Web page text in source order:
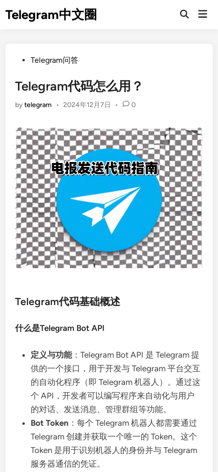
Telegram中文圈
Open
PostedTelegram问答
Telegram代码怎么用？
bytelegram • 2024年12月7日 • 0
Telegram代码基础概述
什么是Telegram Bot API
定义与功能：Telegram Bot API 是 Telegram 提
供的一个接口，用于开发与 Telegram 平台交互
的自动化程序（即 Telegram 机器人）。通过这
个 API，开发者可以编写程序来自动化与用户
的对话、发送消息、管理群组等功能。
Bot Token ：每个 Telegram 机器人都需要通过
Telegram 创建并获取一个唯一的 Token。这个
Token 是用于识别机器人的身份并与 Telegram
服务器通信的凭证。